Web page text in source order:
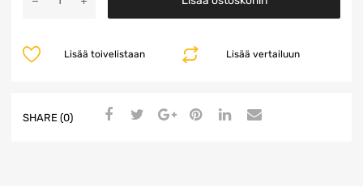
Ohjainyksikkö
Lisää vertailuun
Lisää toivelistaan
SHARE (0)